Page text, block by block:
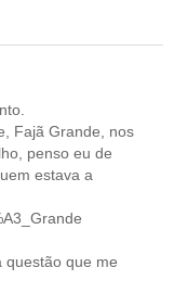
Fajã Grande, nos
penso eu de
estava a
questão que me